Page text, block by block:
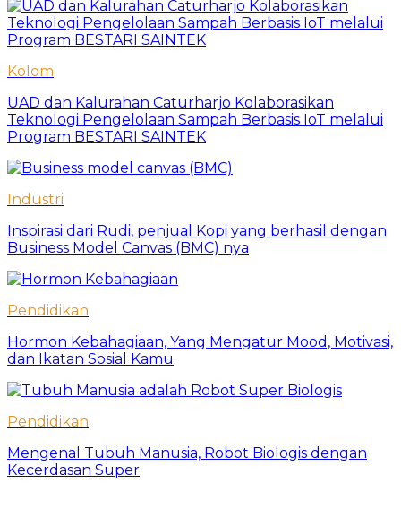
Kolom
UAD dan Kalurahan Caturharjo Kolaborasikan
Teknologi Pengelolaan Sampah Berbasis IoT melalui
Program BESTARI SAINTEK
Industri
Inspirasi dari Rudi, penjual Kopi yang berhasil dengan
Business Model Canvas (BMC) nya
Pendidikan
Hormon Kebahagiaan, Yang Mengatur Mood, Motivasi,
dan Ikatan Sosial Kamu
Pendidikan
Mengenal Tubuh Manusia, Robot Biologis dengan
Kecerdasan Super